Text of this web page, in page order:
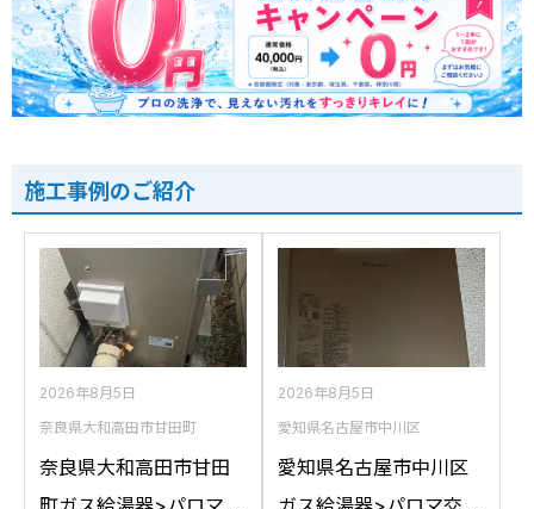
施工事例のご紹介
2026年8月5日
奈良県大和高田市甘田町
奈良県大和高田市甘田
2026年8月5日
愛知県名古屋市中川区
愛知県名古屋市中川区